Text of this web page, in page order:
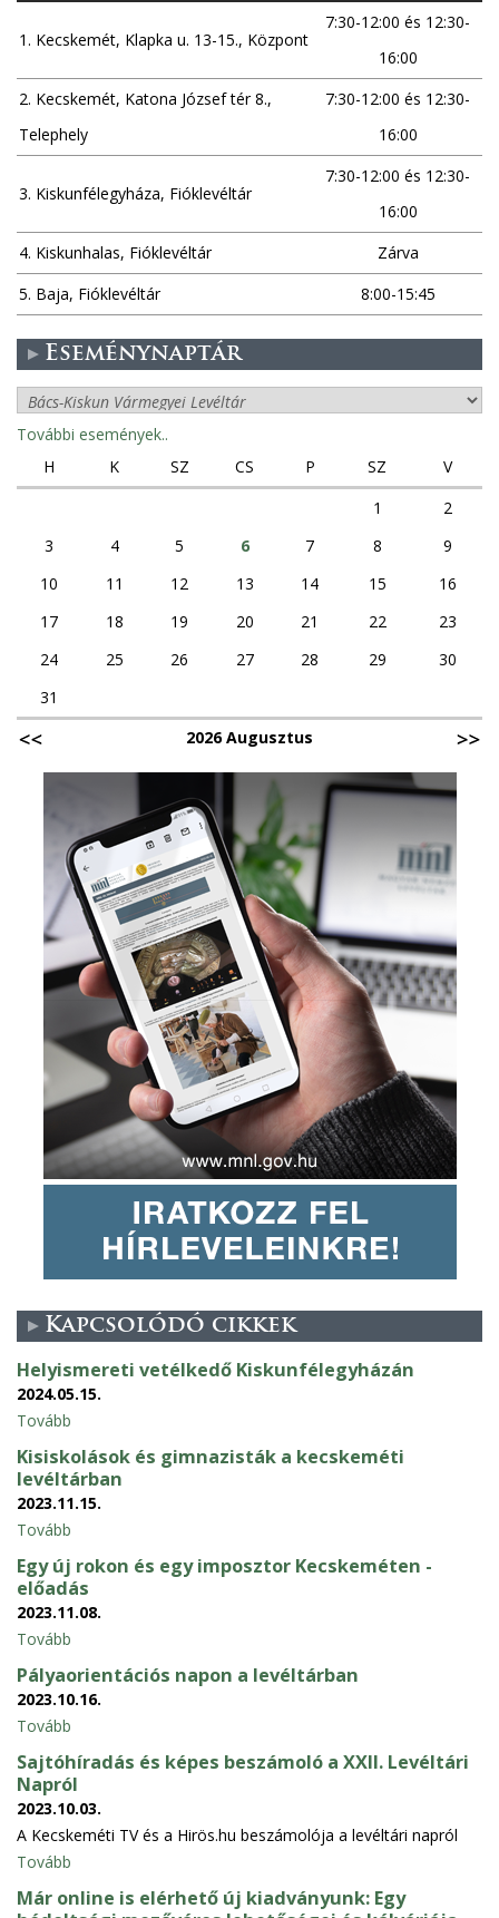
1. Kecskemét, Klapka u. 13-15., Központ
7:30-12:00 és 12:30-
16:00
2. Kecskemét, Katona József tér 8.,
Telephely
7:30-12:00 és 12:30-
16:00
3. Kiskunfélegyháza, Fióklevéltár
7:30-12:00 és 12:30-
16:00
4. Kiskunhalas, Fióklevéltár
Zárva
5. Baja, Fióklevéltár
8:00-15:45
Eseménynaptár
További események..
H
K SZ CS P SZ
V
1
2
3
4 5 6 7 8
9
10
11 12 13 14 15
16
17
18 19 20 21 22
23
24
25 26 27 28 29
30
31
2026 Augusztus
Kapcsolódó cikkek
Helyismereti vetélkedő Kiskunfélegyházán
2024.05.15.
Tovább
Kisiskolások és gimnazisták a kecskeméti
levéltárban
2023.11.15.
Tovább
Egy új rokon és egy imposztor Kecskeméten -
előadás
2023.11.08.
Tovább
Pályaorientációs napon a levéltárban
2023.10.16.
Tovább
Sajtóhíradás és képes beszámoló a XXII. Levéltári
Napról
2023.10.03.
A Kecskeméti TV és a Hirös.hu beszámolója a levéltári napról
Tovább
Már online is elérhető új kiadványunk: Egy